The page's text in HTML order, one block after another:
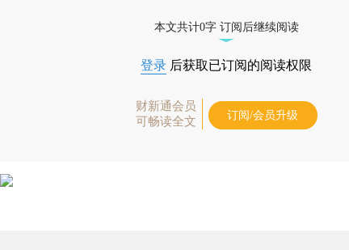
本文共计0字 订阅后继续阅读
登录 后获取已订阅的阅读权限
财新通会员
可畅读全文
订阅/会员升级